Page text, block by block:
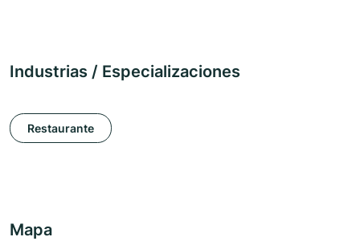
Industrias / Especializaciones
Restaurante
Mapa